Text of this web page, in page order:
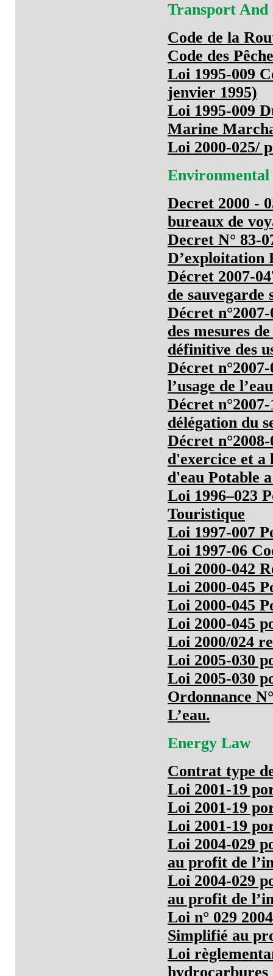
Transport
Code de la
Code des
Loi 1995-009
jenvier 1995)
Loi 1995-009
Marine
Loi 2000-025/
Decret 2000 -
bureaux de
Decret N° 83-
D’exploitation
Décret 2007-
de sauvegarde
Décret
des mesures
définitive des
Décret
l’usage de l’eau
Décret
délégation du
Décret
d'exercice et a
d'eau Potable
Loi 1996–023
Touristique
Loi 1997-007
Loi 1997-06
Loi 2000-042
Loi 2000-045
Loi 2000-045
Loi 2000-045
Loi 2000/024
Loi 2005-030
Loi 2005-030
Ordonnance
L’eau.
Energy Law
Contrat type
Loi 2001-19
Loi 2001-19
Loi 2001-19
Loi 2004-029
au profit de
Loi 2004-029
au profit de
Loi n° 029
Simplifié au
Loi
hydrocarbures